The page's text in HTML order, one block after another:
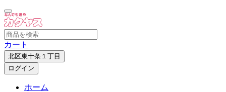
カート
北区東十条１丁目
ログイン
ホーム